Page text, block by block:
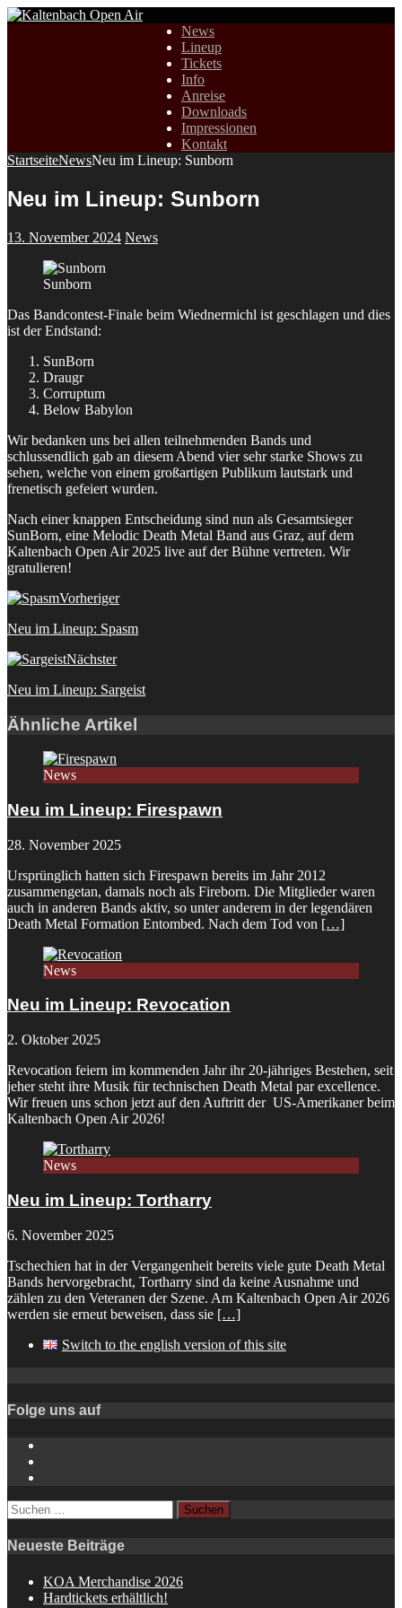
News
Lineup
Tickets
Info
Anreise
Downloads
Impressionen
Kontakt
StartseiteNewsNeu im Lineup: Sunborn
Neu im Lineup: Sunborn
13. November 2024 News
Sunborn
Das Bandcontest-Finale beim Wiednermichl ist geschlagen und dies
ist der Endstand:
SunBorn
Draugr
Corruptum
Below Babylon
Wir bedanken uns bei allen teilnehmenden Bands und
schlussendlich gab an diesem Abend vier sehr starke Shows zu
sehen, welche von einem großartigen Publikum lautstark und
frenetisch gefeiert wurden.
Nach einer knappen Entscheidung sind nun als Gesamtsieger
SunBorn, eine Melodic Death Metal Band aus Graz, auf dem
Kaltenbach Open Air 2025 live auf der Bühne vertreten. Wir
gratulieren!
Vorheriger
Neu im Lineup: Spasm
Nächster
Neu im Lineup: Sargeist
Ähnliche Artikel
News
Neu im Lineup: Firespawn
28. November 2025
Ursprünglich hatten sich Firespawn bereits im Jahr 2012
zusammengetan, damals noch als Fireborn. Die Mitglieder waren
auch in anderen Bands aktiv, so unter anderem in der legendären
Death Metal Formation Entombed. Nach dem Tod von […]
News
Neu im Lineup: Revocation
2. Oktober 2025
Revocation feiern im kommenden Jahr ihr 20-jähriges Bestehen, seit
jeher steht ihre Musik für technischen Death Metal par excellence.
Wir freuen uns schon jetzt auf den Auftritt der US-Amerikaner beim
Kaltenbach Open Air 2026!
News
Neu im Lineup: Tortharry
6. November 2025
Tschechien hat in der Vergangenheit bereits viele gute Death Metal
Bands hervorgebracht, Tortharry sind da keine Ausnahme und
zählen zu den Veteranen der Szene. Am Kaltenbach Open Air 2026
werden sie erneut beweisen, dass sie […]
Switch to the english version of this site
Folge uns auf
Suchen
nach:
Neueste Beiträge
KOA Merchandise 2026
Hardtickets erhältlich!